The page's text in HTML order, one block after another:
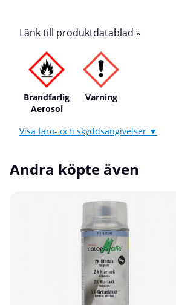
Länk till produktdatablad »
Brandfarlig
Aerosol
Varning
Visa faro- och skyddsangivelser ▼
Andra köpte även